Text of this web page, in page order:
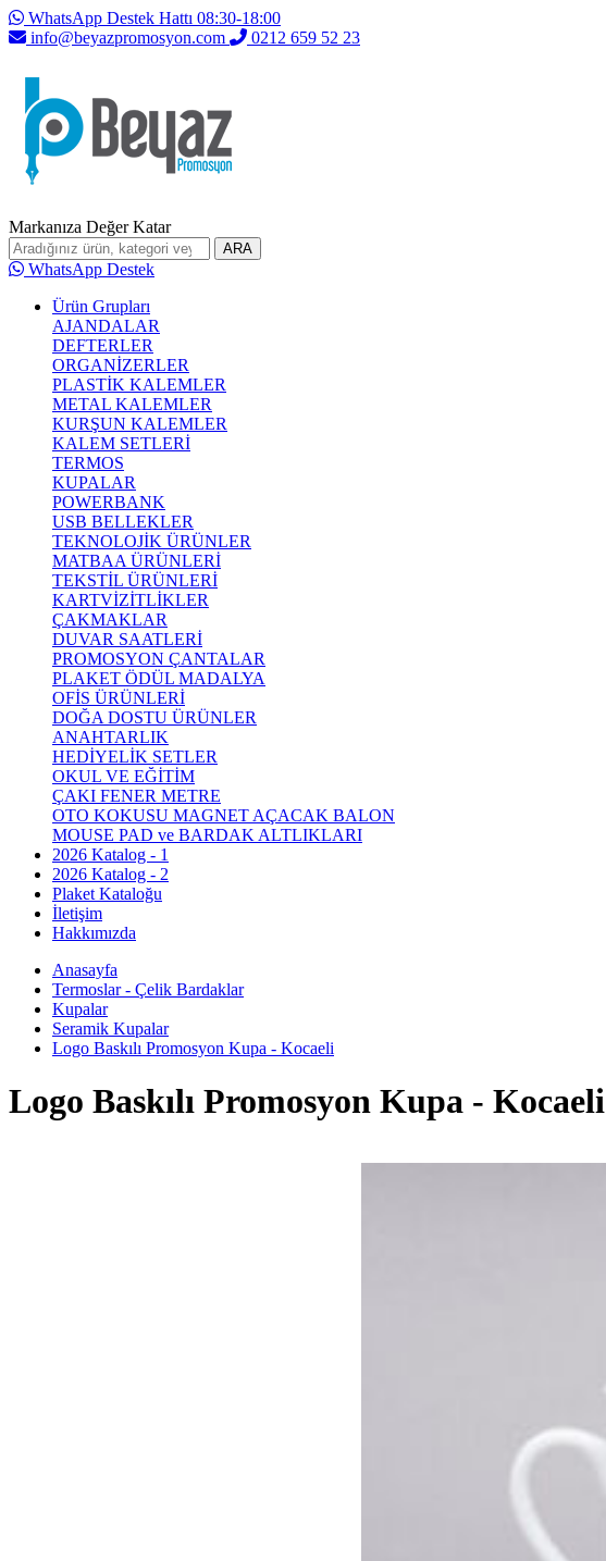
WhatsApp Destek Hattı 08:30-18:00
info@beyazpromosyon.com
0212 659 52 23
Markanıza Değer Katar
ARA
WhatsApp Destek
Ürün Grupları
AJANDALAR
DEFTERLER
ORGANİZERLER
PLASTİK KALEMLER
METAL KALEMLER
KURŞUN KALEMLER
KALEM SETLERİ
TERMOS
KUPALAR
POWERBANK
USB BELLEKLER
TEKNOLOJİK ÜRÜNLER
MATBAA ÜRÜNLERİ
TEKSTİL ÜRÜNLERİ
KARTVİZİTLİKLER
ÇAKMAKLAR
DUVAR SAATLERİ
PROMOSYON ÇANTALAR
PLAKET ÖDÜL MADALYA
OFİS ÜRÜNLERİ
DOĞA DOSTU ÜRÜNLER
ANAHTARLIK
HEDİYELİK SETLER
OKUL VE EĞİTİM
ÇAKI FENER METRE
OTO KOKUSU MAGNET AÇACAK BALON
MOUSE PAD ve BARDAK ALTLIKLARI
2026 Katalog - 1
2026 Katalog - 2
Plaket Kataloğu
İletişim
Hakkımızda
Anasayfa
Termoslar - Çelik Bardaklar
Kupalar
Seramik Kupalar
Logo Baskılı Promosyon Kupa - Kocaeli
Logo Baskılı Promosyon Kupa - Kocaeli